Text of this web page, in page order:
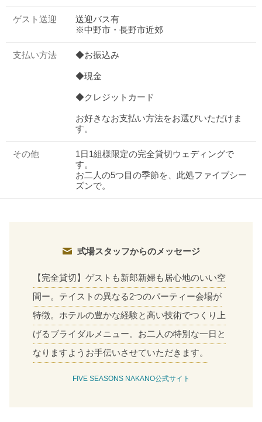
ゲスト送迎
送迎バス有
※中野市・長野市近郊
支払い方法 ◆お振込み
◆現金
◆クレジットカード
お好きなお支払い方法をお選びいただけま
す。
その他
1日1組様限定の完全貸切ウェディングで
す。
お二人の5つ目の季節を、此処ファイブシー
ズンで。
式場スタッフからのメッセージ
【完全貸切】ゲストも新郎新婦も居心地のいい空
間ー。テイストの異なる2つのパーティー会場が
特徴。ホテルの豊かな経験と高い技術でつくり上
げるブライダルメニュー。お二人の特別な一日と
なりますようお手伝いさせていただきます。
FIVE SEASONS NAKANO公式サイト